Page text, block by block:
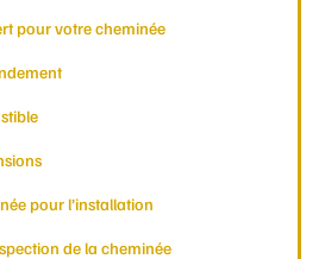
pour votre cheminée
pour l’installation
de la cheminée